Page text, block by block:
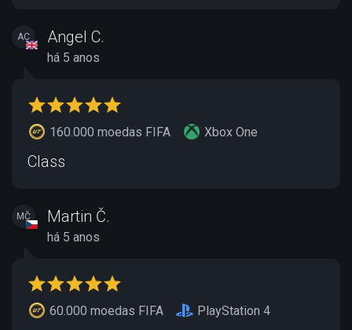
AC Angel C.
há 5 anos
160.000 moedas FIFA Xbox One
Class
MČ Martin Č.
há 5 anos
60.000 moedas FIFA PlayStation 4